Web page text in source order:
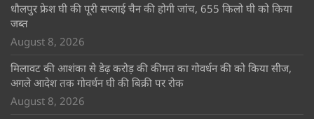
धौलपुर फ्रेश घी की पूरी सप्लाई चैन की होगी जांच, 655 किलो घी को किया
जब्त
August 8, 2026
मिलावट की आशंका से डेढ़ करोड़ की कीमत का गोवर्धन की को किया सीज,
अगले आदेश तक गोवर्धन घी की बिक्री पर रोक
August 8, 2026